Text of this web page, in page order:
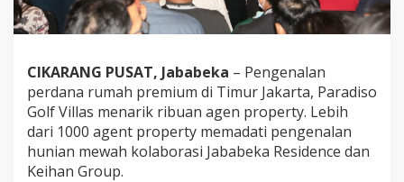
CIKARANG PUSAT, Jababeka – Pengenalan
perdana rumah premium di Timur Jakarta, Paradiso
Golf Villas menarik ribuan agen property. Lebih
dari 1000 agent property memadati pengenalan
hunian mewah kolaborasi Jababeka Residence dan
Keihan Group.